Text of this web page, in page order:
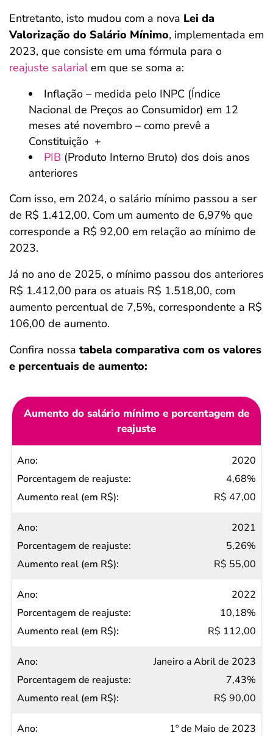
Entretanto, isto mudou com a nova Lei da
Valorização do Salário Mínimo, implementada em
2023, que consiste em uma fórmula para o
reajuste salarialem que se soma a:
Inflação – medida pelo INPC (Índice
Nacional de Preços ao Consumidor) em 12
meses até novembro – como prevê a
Constituição +
PIB (Produto Interno Bruto) dos dois anos
anteriores
Com isso, em 2024, o salário mínimo passou a ser
de R$ 1.412,00. Com um aumento de 6,97% que
corresponde a R$ 92,00 em relação ao mínimo de
2023.
Já no ano de 2025, o mínimo passou dos anteriores
R$ 1.412,00 para os atuais R$ 1.518,00, com
aumento percentual de 7,5%, correspondente a R$
106,00 de aumento.
Confira nossa tabela comparativa com os valores
e percentuais de aumento:
Aumento do salário mínimo e porcentagem de
reajuste
Ano
Porcentagem
de reajuste
real (em
R$)
2020
4,68%
R$ 47,00
2021
5,26%
R$ 55,00
2022
10,18%
R$ 112,00
Janeiro a Abril de 2023
7,43%
R$ 90,00
1º de Maio de 2023